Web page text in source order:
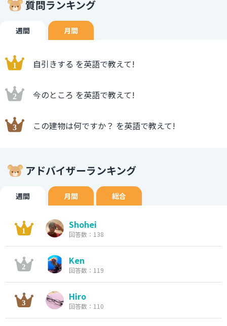
質問ランキング
週間 月間
自引きする を英語で教えて!
今のところ を英語で教えて!
この建物は何ですか？ を英語で教えて!
アドバイザーランキング
週間 月間 総合
Shohei
回答数：138
Ken
回答数：119
Hiro
回答数：110